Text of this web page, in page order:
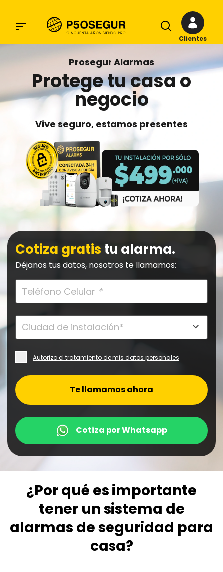
Clientes
Prosegur Alarmas
Protege tu casa o
negocio
Vive seguro, estamos presentes
Cotiza gratis tu alarma.
Déjanos tus datos, nosotros te llamamos:
Teléfono Celular *
Autorizo el tratamiento de mis datos personales.
Te llamamos ahora
Cotiza por Whatsapp
¿Por qué es importante
tener un sistema de
alarmas de seguridad para
casa?